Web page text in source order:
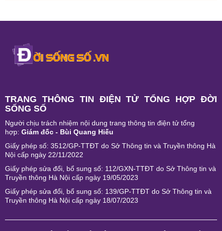
TRANG THÔNG TIN ĐIỆN TỬ TỔNG HỢP ĐỜI
SỐNG SỐ
Người chịu trách nhiệm nội dung trang thông tin điện tử tổng
hợp: Giám đốc - Bùi Quang Hiếu
Giấy phép số: 3512/GP-TTĐT do Sở Thông tin và Truyền thông Hà
Nội cấp ngày 22/11/2022
Giấy phép sửa đổi, bổ sung số: 112/GXN-TTĐT do Sở Thông tin và
Truyền thông Hà Nội cấp ngày 19/05/2023
Giấy phép sửa đổi, bổ sung số: 139/GP-TTĐT do Sở Thông tin và
Truyền thông Hà Nội cấp ngày 18/07/2023